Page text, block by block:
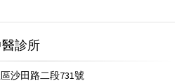
診所
沙田路二段731號